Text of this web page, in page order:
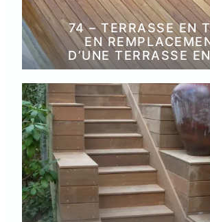
74 – TERRASSE EN
EN
D’UNE TERRASSE